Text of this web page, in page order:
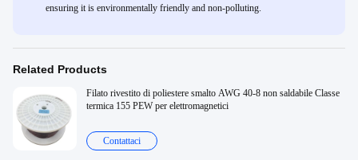
ensuring it is environmentally friendly and non-polluting.
Related Products
Filato rivestito di poliestere smalto AWG 40-8 non saldabile Classe
termica 155 PEW per elettromagnetici
Contattaci